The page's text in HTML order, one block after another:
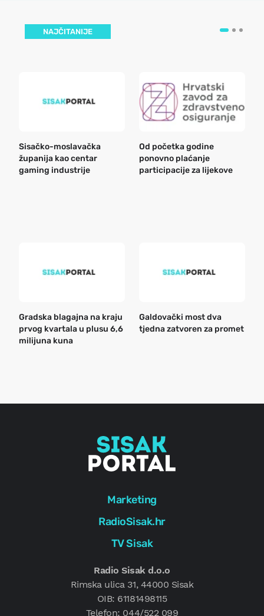
NAJČITANIJE
Sisačko-moslavačka
županija kao centar
gaming industrije
Od početka godine
ponovno plaćanje
participacije za lijekove
Gradska blagajna na kraju
prvog kvartala u plusu 6,6
milijuna kuna
Galdovački most dva
tjedna zatvoren za promet
Marketing
RadioSisak.hr
TV Sisak
Radio Sisak d.o.o
Rimska ulica 31, 44000 Sisak
OIB: 61181498115
Telefon: 044/522 099